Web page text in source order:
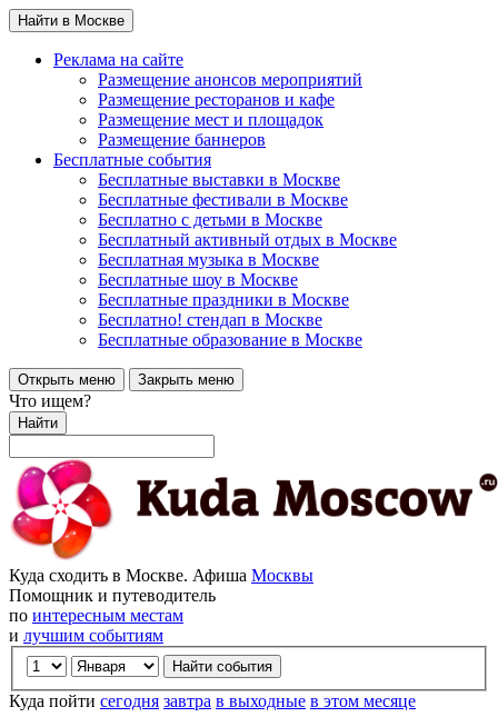
Найти в Москве
Реклама на сайте
Размещение анонсов мероприятий
Размещение ресторанов и кафе
Размещение мест и площадок
Размещение баннеров
Бесплатные события
Бесплатные выставки в Москве
Бесплатные фестивали в Москве
Бесплатно с детьми в Москве
Бесплатный активный отдых в Москве
Бесплатная музыка в Москве
Бесплатные шоу в Москве
Бесплатные праздники в Москве
Бесплатно! стендап в Москве
Бесплатные образование в Москве
Открыть меню Закрыть меню
Что ищем?
Найти
Куда сходить в Москве. Афиша Москвы
Помощник и путеводитель
по интересным местам
и лучшим событиям
Куда пойти сегодня завтра в выходные в этом месяце